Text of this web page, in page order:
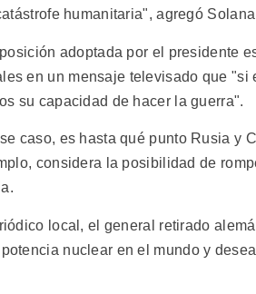
humanitaria", agregó
adoptada por el presidente
en un mensaje televisado que
su capacidad de hacer la guerra".
caso, es hasta qué punto Rusia y
considera la posibilidad de
local, el general retirado
nuclear en el mundo y